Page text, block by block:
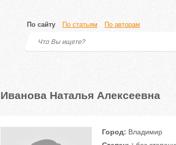
По сайту По статьям По авторам
Иванова Наталья Алексеевна
Город: Владимир